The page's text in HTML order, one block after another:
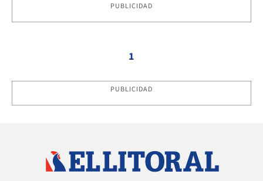
PUBLICIDAD
1
PUBLICIDAD